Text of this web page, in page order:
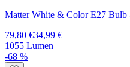
Matter White & Color E27 Bulb
79,80 €34,99 €
1055 Lumen
-68 %